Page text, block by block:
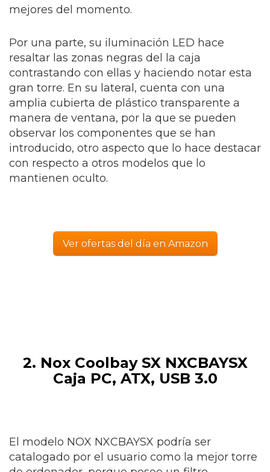
mejores del momento.
Por una parte, su iluminación LED hace
resaltar las zonas negras del la caja
contrastando con ellas y haciendo notar esta
gran torre. En su lateral, cuenta con una
amplia cubierta de plástico transparente a
manera de ventana, por la que se pueden
observar los componentes que se han
introducido, otro aspecto que lo hace destacar
con respecto a otros modelos que lo
mantienen oculto.
Ver ofertas del día en Amazon
2. Nox Coolbay SX NXCBAYSX
Caja PC, ATX, USB 3.0
El modelo NOX NXCBAYSX podría ser
catalogado por el usuario como la mejor torre